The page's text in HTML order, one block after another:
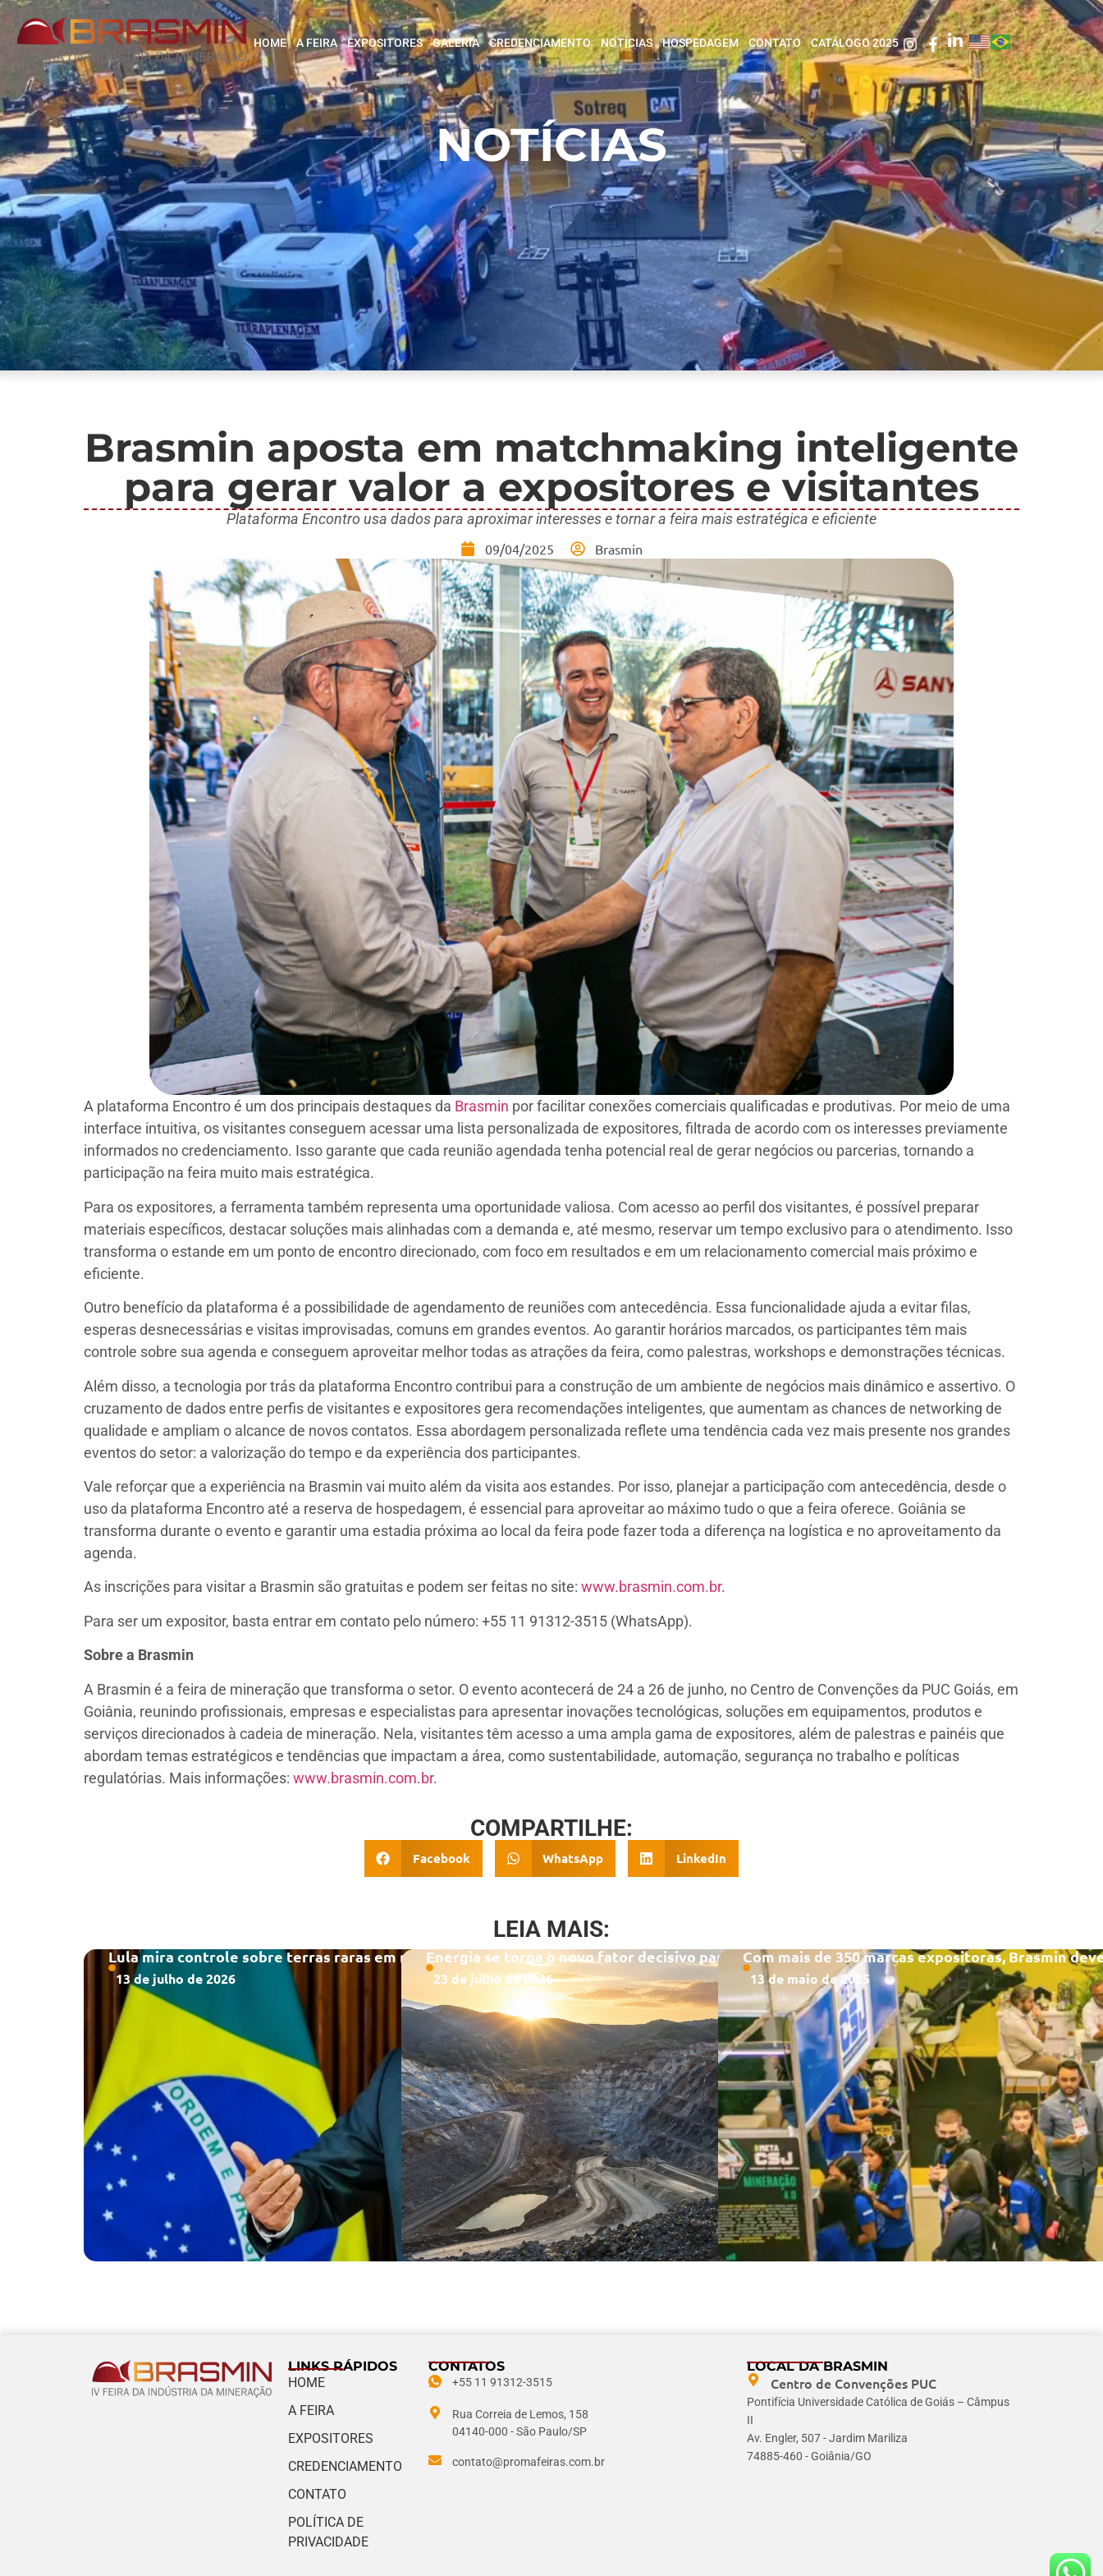
HOME A FEIRA EXPOSITORES GALERIA CREDENCIAMENTO NOTÍCIAS HOSPEDAGEM CONTATO CATÁLOGO 2025
NOTÍCIAS
Brasmin aposta em matchmaking inteligente
para gerar valor a expositores e visitantes
Plataforma Encontro usa dados para aproximar interesses e tornar a feira mais estratégica e eficiente
09/04/2025 Brasmin
A plataforma Encontro é um dos principais destaques da Brasmin por facilitar conexões comerciais qualificadas e produtivas. Por meio de uma
interface intuitiva, os visitantes conseguem acessar uma lista personalizada de expositores, filtrada de acordo com os interesses previamente
informados no credenciamento. Isso garante que cada reunião agendada tenha potencial real de gerar negócios ou parcerias, tornando a
participação na feira muito mais estratégica.
Para os expositores, a ferramenta também representa uma oportunidade valiosa. Com acesso ao perfil dos visitantes, é possível preparar
materiais específicos, destacar soluções mais alinhadas com a demanda e, até mesmo, reservar um tempo exclusivo para o atendimento. Isso
transforma o estande em um ponto de encontro direcionado, com foco em resultados e em um relacionamento comercial mais próximo e
eficiente.
Outro benefício da plataforma é a possibilidade de agendamento de reuniões com antecedência. Essa funcionalidade ajuda a evitar filas,
esperas desnecessárias e visitas improvisadas, comuns em grandes eventos. Ao garantir horários marcados, os participantes têm mais
controle sobre sua agenda e conseguem aproveitar melhor todas as atrações da feira, como palestras, workshops e demonstrações técnicas.
Além disso, a tecnologia por trás da plataforma Encontro contribui para a construção de um ambiente de negócios mais dinâmico e assertivo. O
cruzamento de dados entre perfis de visitantes e expositores gera recomendações inteligentes, que aumentam as chances de networking de
qualidade e ampliam o alcance de novos contatos. Essa abordagem personalizada reflete uma tendência cada vez mais presente nos grandes
eventos do setor: a valorização do tempo e da experiência dos participantes.
Vale reforçar que a experiência na Brasmin vai muito além da visita aos estandes. Por isso, planejar a participação com antecedência, desde o
uso da plataforma Encontro até a reserva de hospedagem, é essencial para aproveitar ao máximo tudo o que a feira oferece. Goiânia se
transforma durante o evento e garantir uma estadia próxima ao local da feira pode fazer toda a diferença na logística e no aproveitamento da
agenda.
As inscrições para visitar a Brasmin são gratuitas e podem ser feitas no site: www.brasmin.com.br.
Para ser um expositor, basta entrar em contato pelo número: +55 11 91312-3515 (WhatsApp).
Sobre a Brasmin
A Brasmin é a feira de mineração que transforma o setor. O evento acontecerá de 24 a 26 de junho, no Centro de Convenções da PUC Goiás, em
Goiânia, reunindo profissionais, empresas e especialistas para apresentar inovações tecnológicas, soluções em equipamentos, produtos e
serviços direcionados à cadeia de mineração. Nela, visitantes têm acesso a uma ampla gama de expositores, além de palestras e painéis que
abordam temas estratégicos e tendências que impactam a área, como sustentabilidade, automação, segurança no trabalho e políticas
regulatórias. Mais informações: www.brasmin.com.br.
COMPARTILHE:
Facebook WhatsApp LinkedIn
LEIA MAIS:
Lula mira controle sobre terras raras em reação a tarifaço
13 de julho de 2026
Energia se torna o novo fator decisivo para a competitividade da mineração na América Latina
23 de julho de 2026
Com mais de 350 marcas expositoras, Brasmin
13 de maio de 2025
LINKS RÁPIDOS
HOME
A FEIRA
EXPOSITORES
CREDENCIAMENTO
CONTATO
POLÍTICA DE
PRIVACIDADE
+55 11 91312-3515
Rua Correia de Lemos, 158
04140-000 - São Paulo/SP
contato@promafeiras.com.br
CONTATOS LOCAL DA BRASMIN
Centro de Convenções PUC
Pontifícia Universidade Católica de Goiás – Câmpus
II
Av. Engler, 507 - Jardim Mariliza
74885-460 - Goiânia/GO